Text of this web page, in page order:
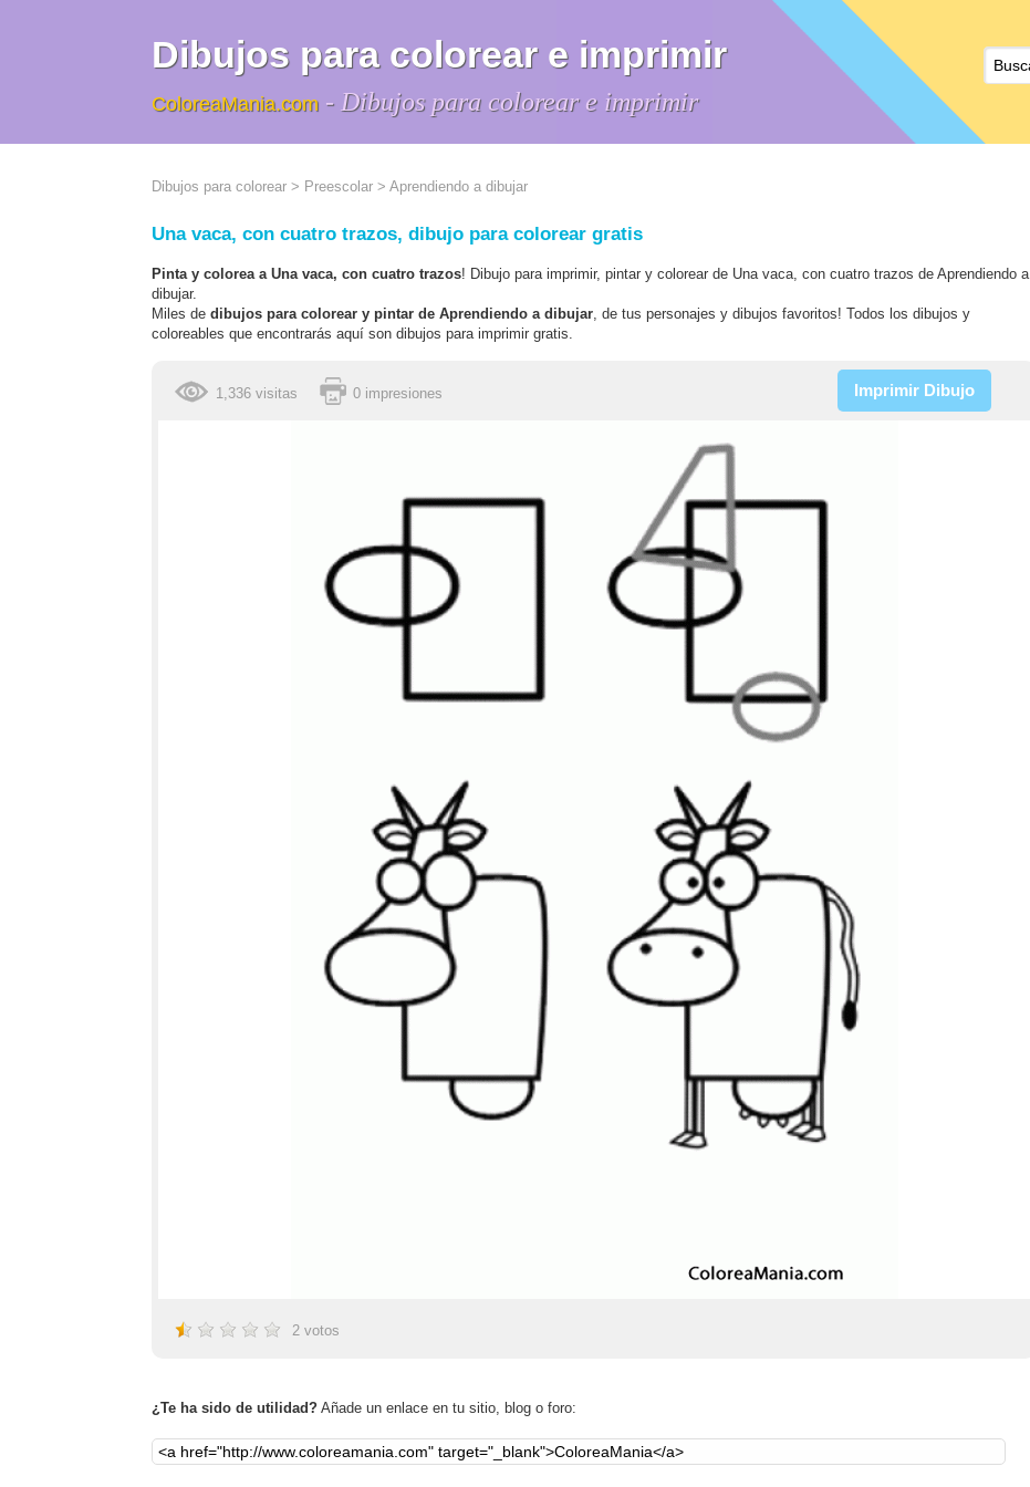
Dibujos para colorear e imprimir
ColoreaMania.com - Dibujos para colorear e imprimir
Dibujos para colorear > Preescolar > Aprendiendo a dibujar
Una vaca, con cuatro trazos, dibujo para colorear gratis
Pinta y colorea a Una vaca, con cuatro trazos! Dibujo para imprimir, pintar y colorear de Una vaca, con cuatro trazos de Aprendiendo a
dibujar.
Miles de dibujos para colorear y pintar de Aprendiendo a dibujar, de tus personajes y dibujos favoritos! Todos los dibujos y
coloreables que encontrarás aquí son dibujos para imprimir gratis.
1,336 visitas 0 impresiones Imprimir Dibujo
2 votos
¿Te ha sido de utilidad? Añade un enlace en tu sitio, blog o foro: